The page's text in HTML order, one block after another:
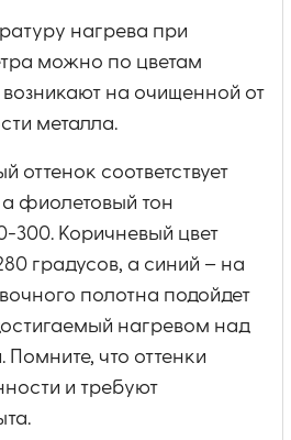
нагрева при
можно по цветам
на очищенной от
металла.
оттенок соответствует
фиолетовый тон
300. Коричневый цвет
градусов, а синий – на
полотна подойдет
нагревом над
что оттенки
и требуют